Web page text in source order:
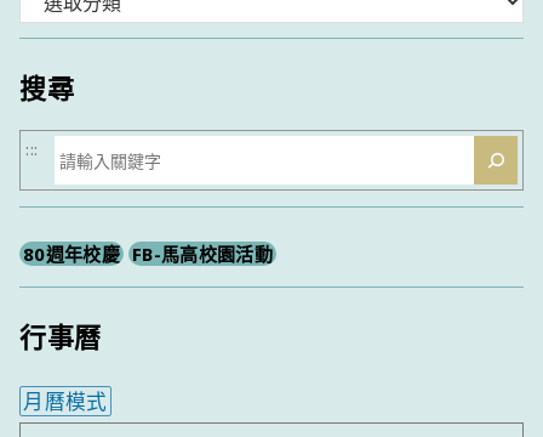
類
搜尋
搜
尋
:::
80週年校慶 FB-馬高校園活動
行事曆
月曆模式